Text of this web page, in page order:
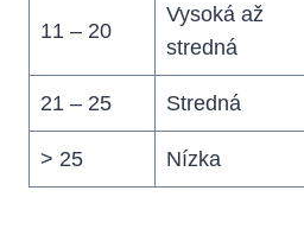
11 – 20
Vysoká ​až
stredná
21 – 25 Stredná
> 25 Nízka